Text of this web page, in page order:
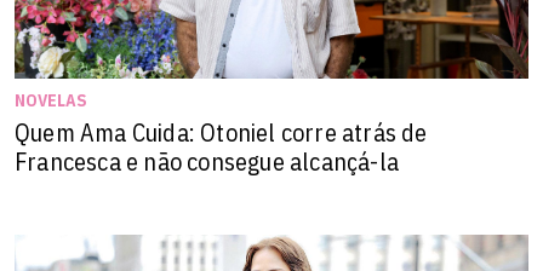
NOVELAS
Quem Ama Cuida: Otoniel corre atrás de
Francesca e não consegue alcançá-la